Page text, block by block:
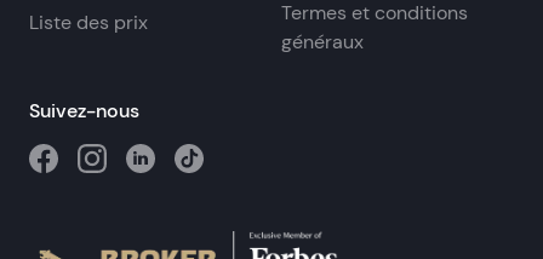
Liste des prix
Termes et conditions
généraux
Suivez-nous